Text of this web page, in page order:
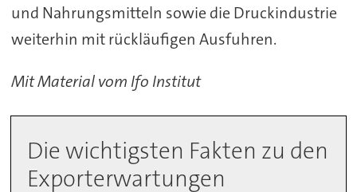
und Nahrungsmitteln sowie die Druckindustrie
weiterhin mit rückläufigen Ausfuhren.
Mit Material vom Ifo Institut
Die wichtigsten Fakten zu den
Exporterwartungen